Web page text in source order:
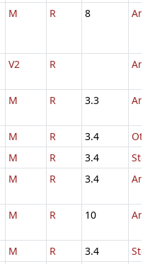
M R 8
V2 R
M R 3.3
M R 3.4
M R 3.4
M R 3.4
M R 10
M R 3.4